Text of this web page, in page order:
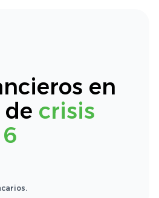
en
crisis